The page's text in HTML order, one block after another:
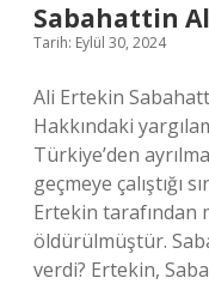
Sabahattin
Tarih: Eylül 30, 2024
Ali Ertekin
Hakkındaki
Türkiye’den
geçmeye çalıştığı
Ertekin tarafından
öldürülmüştür.
verdi? Ertekin,